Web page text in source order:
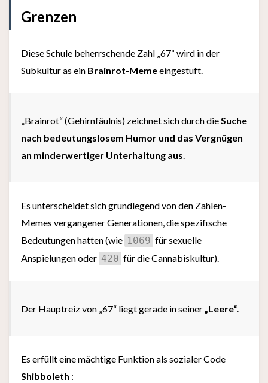
Grenzen
Diese Schule beherrschende Zahl „67“ wird in der
Subkultur as ein Brainrot-Memeeingestuft.
„Brainrot“ (Gehirnfäulnis) zeichnet sich durch dieSuche
nach bedeutungslosem Humor und das Vergnügen
an minderwertiger Unterhaltung aus.
Es unterscheidet sich grundlegend von den Zahlen-
Memes vergangener Generationen, die spezifische
Bedeutungen hatten (wie 1069 für sexuelle
Anspielungen oder 420 für die Cannabiskultur).
Der Hauptreiz von „67“ liegt gerade in seiner„Leere“.
Es erfüllt eine mächtige Funktion als sozialer Code
Shibboleth :